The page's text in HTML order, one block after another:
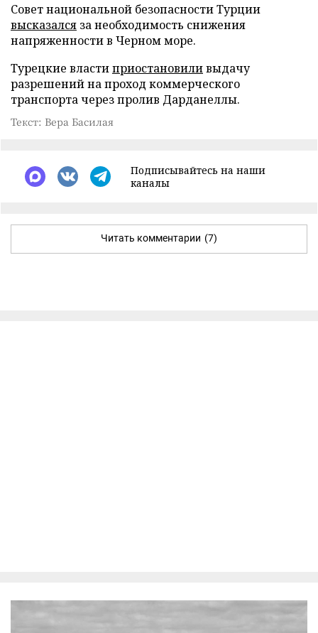
Совет национальной безопасности Турции
высказался за необходимость снижения
напряженности в Черном море.
Турецкие властиприостановиливыдачу
разрешений на проход коммерческого
транспорта через пролив Дарданеллы.
Текст: Вера Басилая
Подписывайтесь на наши
каналы
Читать комментарии (7)